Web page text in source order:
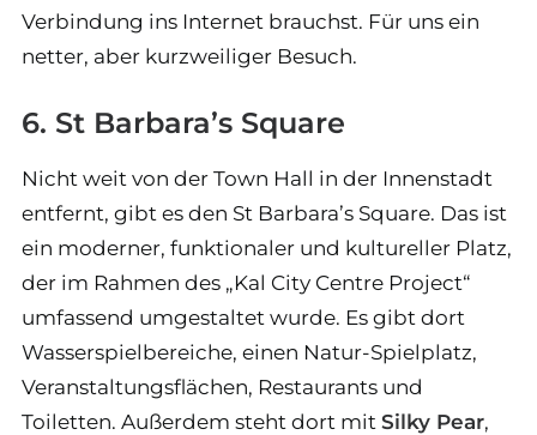
Verbindung ins Internet brauchst. Für uns ein
netter, aber kurzweiliger Besuch.
6. St Barbara’s Square
Nicht weit von der Town Hall in der Innenstadt
entfernt, gibt es den St Barbara’s Square. Das ist
ein moderner, funktionaler und kultureller Platz,
der im Rahmen des „Kal City Centre Project“
umfassend umgestaltet wurde. Es gibt dort
Wasserspielbereiche, einen Natur-Spielplatz,
Veranstaltungsflächen, Restaurants und
Toiletten. Außerdem steht dort mit Silky Pear,